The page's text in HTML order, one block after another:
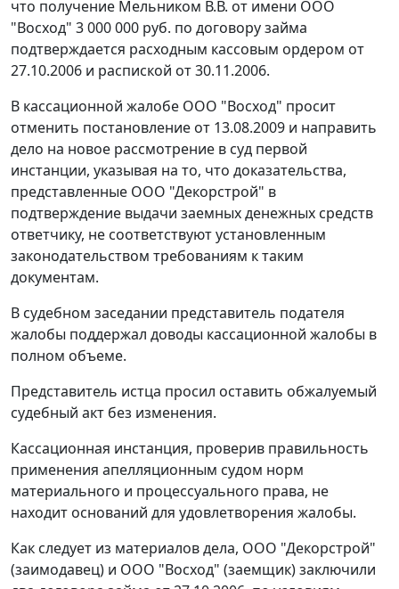
что получение Мельником В.В. от имени ООО
"Восход" 3 000 000 руб. по договору займа
подтверждается расходным кассовым ордером от
27.10.2006 и распиской от 30.11.2006.
В кассационной жалобе ООО "Восход" просит
отменить постановление от 13.08.2009 и направить
дело на новое рассмотрение в суд первой
инстанции, указывая на то, что доказательства,
представленные ООО "Декорстрой" в
подтверждение выдачи заемных денежных средств
ответчику, не соответствуют установленным
законодательством требованиям к таким
документам.
В судебном заседании представитель подателя
жалобы поддержал доводы кассационной жалобы в
полном объеме.
Представитель истца просил оставить обжалуемый
судебный акт без изменения.
Кассационная инстанция, проверив правильность
применения апелляционным судом норм
материального и процессуального права, не
находит оснований для удовлетворения жалобы.
Как следует из материалов дела, ООО "Декорстрой"
(заимодавец) и ООО "Восход" (заемщик) заключили